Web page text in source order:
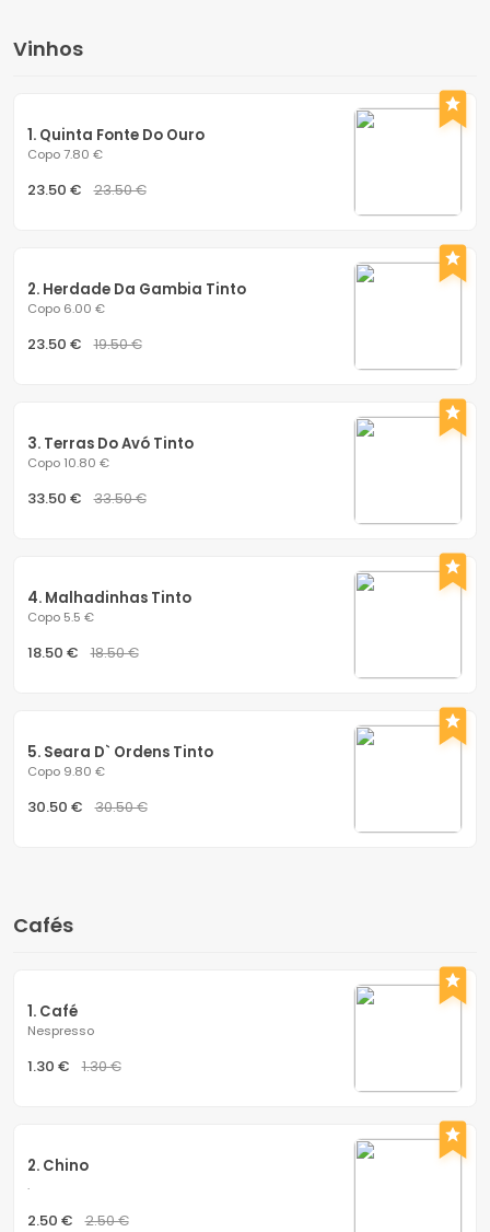
Vinhos
1. Quinta Fonte Do Ouro
Copo 7.80 €
23.50 € 23.50 €
2. Herdade Da Gambia Tinto
Copo 6.00 €
23.50 € 19.50 €
3. Terras Do Avó Tinto
Copo 10.80 €
33.50 € 33.50 €
4. Malhadinhas Tinto
Copo 5.5 €
18.50 € 18.50 €
5. Seara D` Ordens Tinto
Copo 9.80 €
30.50 € 30.50 €
Cafés
1. Café
Nespresso
1.30 € 1.30 €
2. Chino
.
2.50 € 2.50 €